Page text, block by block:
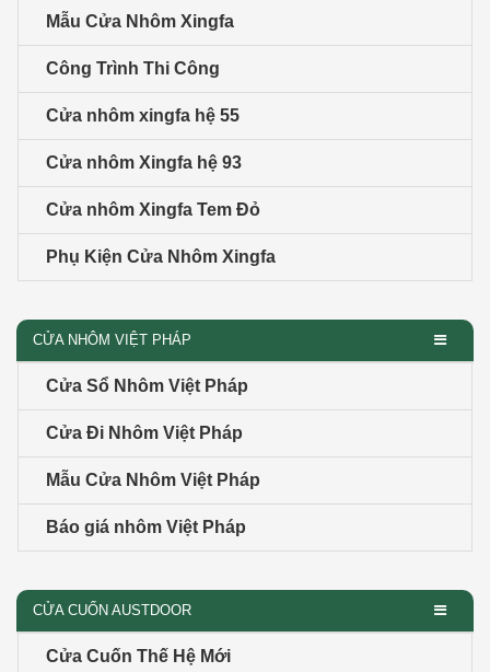
Mẫu Cửa Nhôm Xingfa
Công Trình Thi Công
Cửa nhôm xingfa hệ 55
Cửa nhôm Xingfa hệ 93
Cửa nhôm Xingfa Tem Đỏ
Phụ Kiện Cửa Nhôm Xingfa
CỬA NHÔM VIỆT PHÁP
Cửa Sổ Nhôm Việt Pháp
Cửa Đi Nhôm Việt Pháp
Mẫu Cửa Nhôm Việt Pháp
Báo giá nhôm Việt Pháp
CỬA CUỐN AUSTDOOR
Cửa Cuốn Thế Hệ Mới